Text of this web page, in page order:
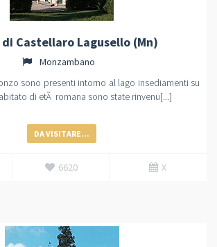
Castellaro Lagusello (Mn)
Monzambano
sono presenti intorno al lago insediamenti su
di etÃ romana sono state rinvenu[...]
DA VISITARE...
6620 X